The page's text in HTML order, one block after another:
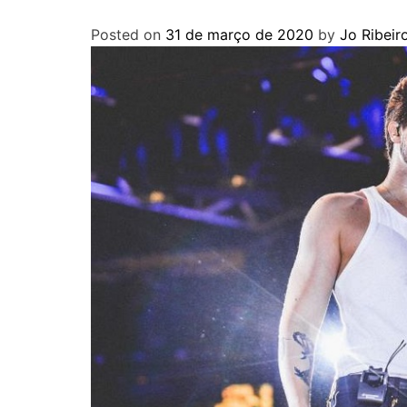
Posted on 31 de março de 2020 by Jo